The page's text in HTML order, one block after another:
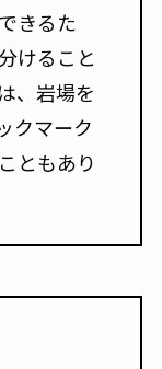
きるた
けること
、岩場を
クマーク
ともあり